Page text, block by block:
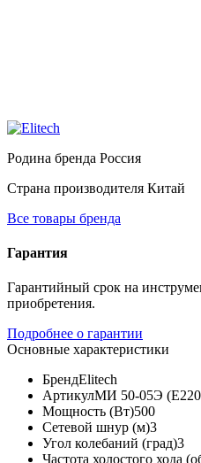
Родина бренда Россия
Страна производителя Китай
Все товары бренда
Гарантия
Гарантийный срок на
приобретения.
Подробнее о гарантии
Основные характеристики
БрендElitech
АртикулМИ 50-05Э
Мощность (Вт)500
Сетевой шнур (м)3
Угол колебаний (град)3
Частота холостого хода